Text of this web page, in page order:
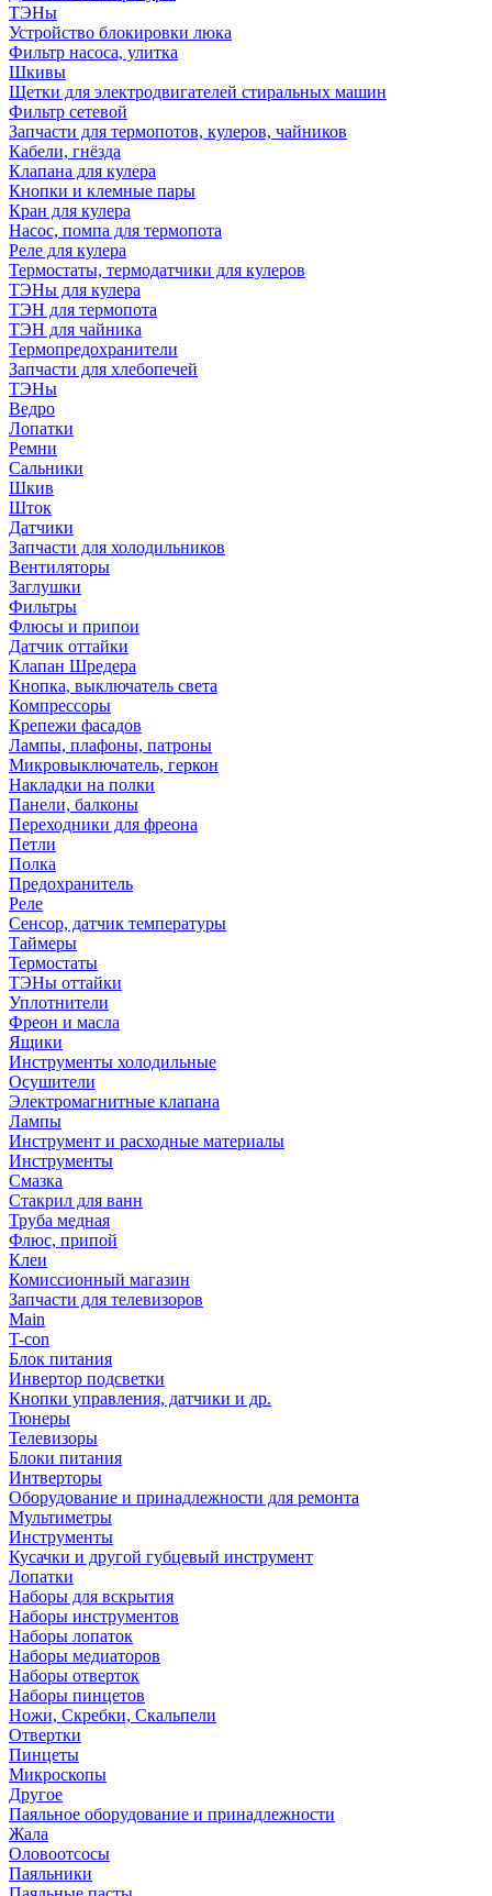
ТЭНы
Устройство блокировки люка
Фильтр насоса, улитка
Шкивы
Щетки для электродвигателей стиральных машин
Фильтр сетевой
Запчасти для термопотов, кулеров, чайников
Кабели, гнёзда
Клапана для кулера
Кнопки и клемные пары
Кран для кулера
Насос, помпа для термопота
Реле для кулера
Термостаты, термодатчики для кулеров
ТЭНы для кулера
ТЭН для термопота
ТЭН для чайника
Термопредохранители
Запчасти для хлебопечей
ТЭНы
Ведро
Лопатки
Ремни
Сальники
Шкив
Шток
Датчики
Запчасти для холодильников
Вентиляторы
Заглушки
Фильтры
Флюсы и припои
Датчик оттайки
Клапан Шредера
Кнопка, выключатель света
Компрессоры
Крепежи фасадов
Лампы, плафоны, патроны
Микровыключатель, геркон
Накладки на полки
Панели, балконы
Переходники для фреона
Петли
Полка
Предохранитель
Реле
Сенсор, датчик температуры
Таймеры
Термостаты
ТЭНы оттайки
Уплотнители
Фреон и масла
Ящики
Инструменты холодильные
Осушители
Электромагнитные клапана
Лампы
Инструмент и расходные материалы
Инструменты
Смазка
Стакрил для ванн
Труба медная
Флюс, припой
Клеи
Комиссионный магазин
Запчасти для телевизоров
Main
T-con
Блок питания
Инвертор подсветки
Кнопки управления, датчики и др.
Тюнеры
Телевизоры
Блоки питания
Интверторы
Оборудование и принадлежности для ремонта
Мультиметры
Инструменты
Кусачки и другой губцевый инструмент
Лопатки
Наборы для вскрытия
Наборы инструментов
Наборы лопаток
Наборы медиаторов
Наборы отверток
Наборы пинцетов
Ножи, Скребки, Скальпели
Отвертки
Пинцеты
Микроскопы
Другое
Паяльное оборудование и принадлежности
Жала
Оловоотсосы
Паяльники